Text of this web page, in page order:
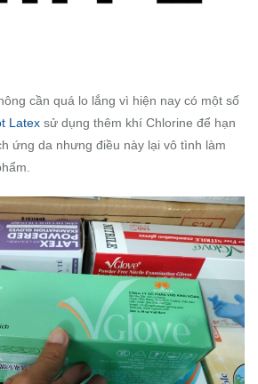
cần quá lo lắng vì hiện nay có một số
Latex sử dụng thêm khí Chlorine để hạn
ứng da nhưng điều này lại vô tình làm